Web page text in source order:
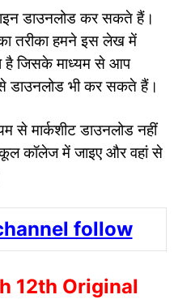
डाउनलोड कर सकते हैं।
तरीका हमने इस लेख में
है जिसके माध्यम से आप
डाउनलोड भी कर सकते हैं।
मार्कशीट डाउनलोड नहीं
कॉलेज में जाइए और वहां से
follow
12th Original